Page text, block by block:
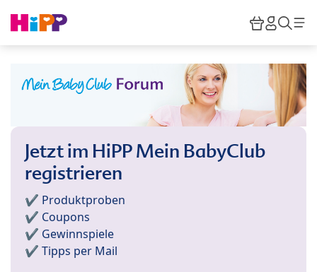
HiPP
Jetzt im HiPP Mein BabyClub
registrieren
✔️ Produktproben
✔️ Coupons
✔️ Gewinnspiele
✔️ Tipps per Mail